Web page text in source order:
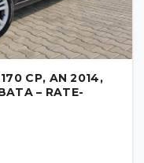
CP, AN 2014,
– RATE-